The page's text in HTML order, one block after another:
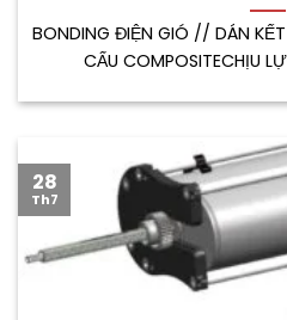
BONDING ĐIỆN GIÓ // DÁN
CẤU COMPOSITECHỊU
28
Th7